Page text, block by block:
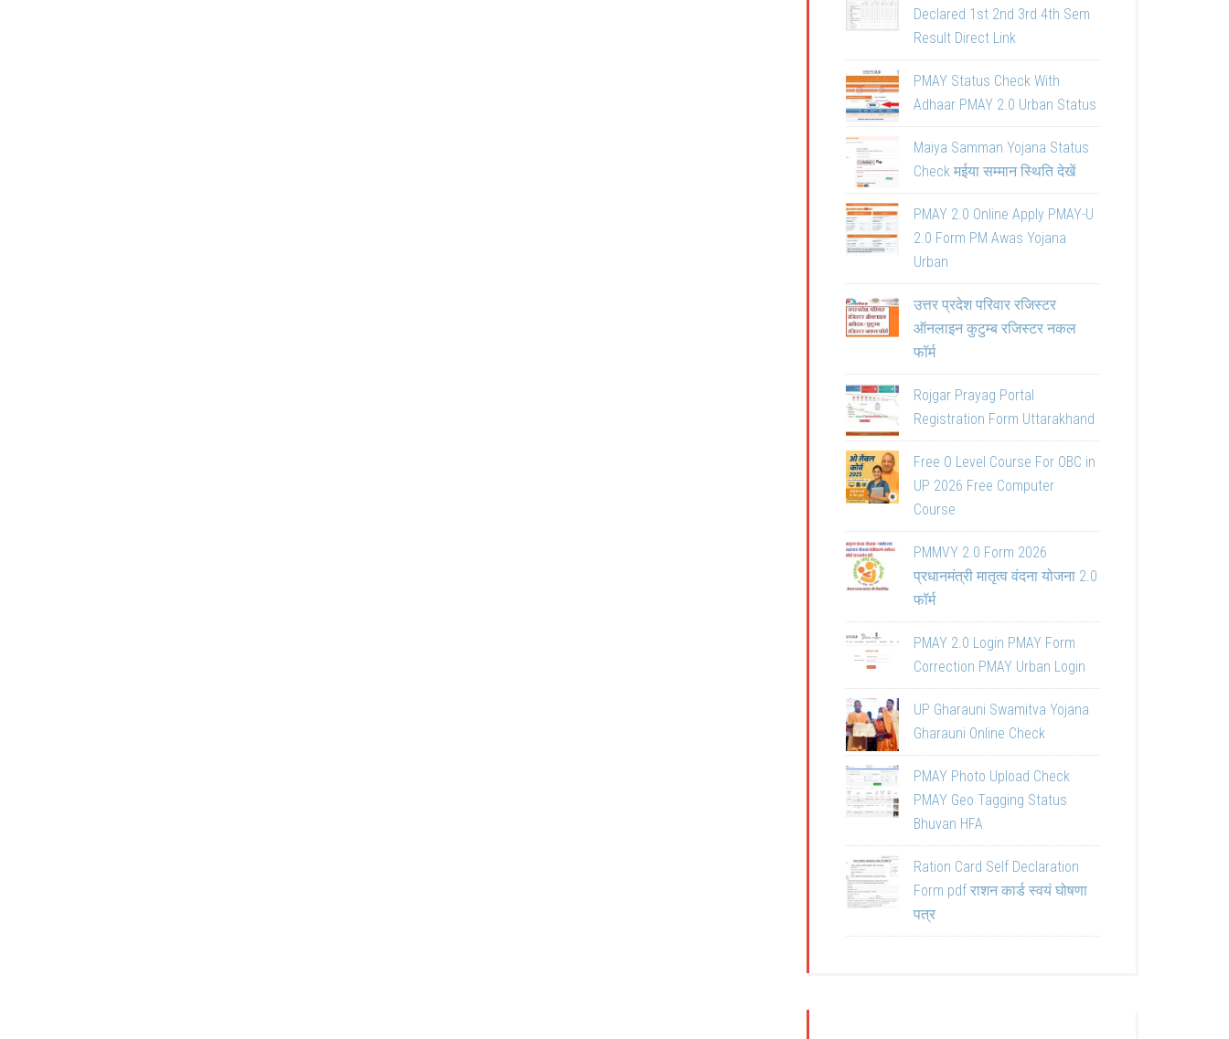
Declared 1st 2nd 3rd 4th Sem
Result Direct Link
PMAY Status Check With
Adhaar PMAY 2.0 Urban Status
Maiya Samman Yojana Status
Check मईया सम्मान स्थिति देखें
PMAY 2.0 Online Apply PMAY-U
2.0 Form PM Awas Yojana
Urban
उत्तर प्रदेश परिवार रजिस्टर
ऑनलाइन कुटुम्ब रजिस्टर नकल
फॉर्म
Rojgar Prayag Portal
Registration Form Uttarakhand
Free O Level Course For OBC in
UP 2026 Free Computer
Course
PMMVY 2.0 Form 2026
प्रधानमंत्री मातृत्व वंदना योजना 2.0
फॉर्म
PMAY 2.0 Login PMAY Form
Correction PMAY Urban Login
UP Gharauni Swamitva Yojana
Gharauni Online Check
PMAY Photo Upload Check
PMAY Geo Tagging Status
Bhuvan HFA
Ration Card Self Declaration
Form pdf राशन कार्ड स्वयं घोषणा
पत्र